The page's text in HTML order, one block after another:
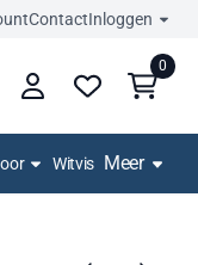
ContactInloggen
0
Witvis Meer